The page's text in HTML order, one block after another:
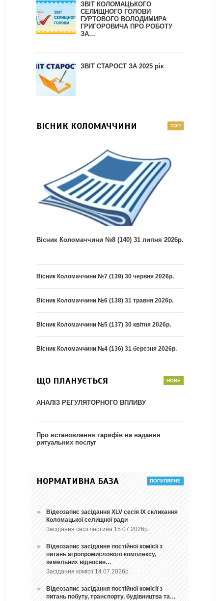
ЗВІТ КОЛОМАЦЬКОГО
СЕЛИЩНОГО ГОЛОВИ
ГУРТОВОГО ВОЛОДИМИРА
ГРИГОРОВИЧА ПРО РОБОТУ
ЗА…
ЗВІТ СТАРОСТ ЗА 2025 рік
ВІСНИК КОЛОМАЧЧИНИ
Вісник Коломаччини №8 (140) 31 липня 2026р.
Вісник Коломаччини №7 (139) 30 червня 2026р.
Вісник Коломаччини №6 (138) 31 травня 2026р.
Вісник Коломаччини №5 (137) 30 квітня 2026р.
Вісник Коломаччини №4 (136) 31 березня 2026р.
ЩО ПЛАНУЄТЬСЯ
АНАЛІЗ РЕГУЛЯТОРНОГО ВПЛИВУ
Про встановлення тарифів на надання
ритуальних послуг
НОРМАТИВНА БАЗА
Відеозапис засідання ХLV сесія ІХ скликання
Коломацької селищної ради
Засідання сесії частина 15.07.2026р.
Відеозапис засідання постійної комісії з
питань агропромислового комплексу,
земельних відносин…
Засідання комісії 14.07.2026р.
Відеозапис засідання постійної комісії з
питань побуту, транспорту, будівництва та…